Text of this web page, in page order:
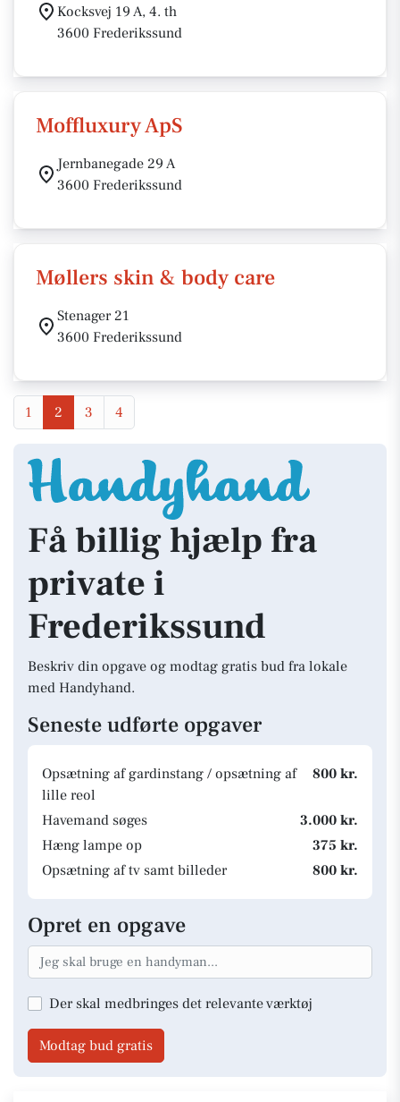
Kocksvej 19 A, 4. th
3600 Frederikssund
Moffluxury ApS
Jernbanegade 29 A
3600 Frederikssund
Møllers skin & body care
Stenager 21
3600 Frederikssund
1 2 3 4
Få billig hjælp fra
private i
Frederikssund
Beskriv din opgave og modtag gratis bud fra lokale
med Handyhand.
Seneste udførte opgaver
Opsætning af gardinstang / opsætning af
lille reol
800 kr.
Havemand søges
3.000 kr.
Hæng lampe op
375 kr.
Opsætning af tv samt billeder
800 kr.
Opret en opgave
Der skal medbringes det relevante værktøj
Modtag bud gratis